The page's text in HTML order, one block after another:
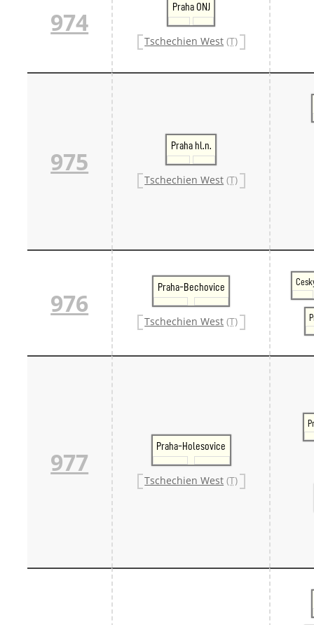
974
Praha ONJ
Tschechien West (T)
975
Praha hl.n.
Tschechien West (T)
976
Praha-Bechovice
Tschechien West (T)
977
Praha-Holesovice
Tschechien West (T)